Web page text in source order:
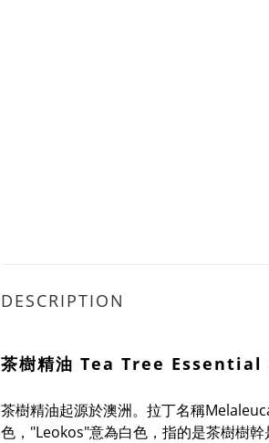
DESCRIPTION
茶樹精油 Tea Tree Essential
茶樹精油起源於澳洲。拉丁名稱
色，"Leokos"意為白色，指的是茶樹樹